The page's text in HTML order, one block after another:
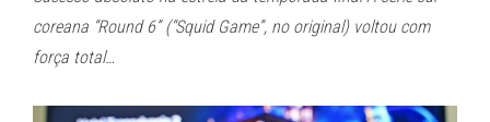
coreana “Round 6” (“Squid Game”, no original) voltou com
força total…